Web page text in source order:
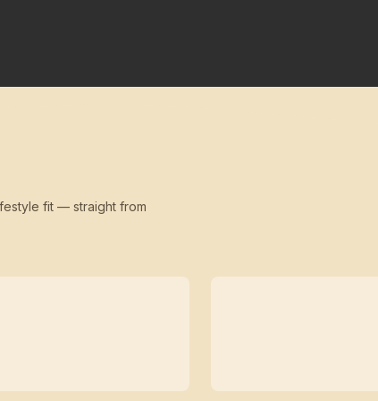
fit — straight from